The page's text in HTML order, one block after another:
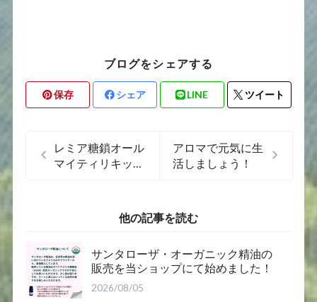
ブログをシェアする
保存 シェア LINE ツイート
レミア糖鎖オール
マイティリキッド
考えて原材料にこ
だわっています
アロマで元気に生
活しましょう！
他の記事を読む
サンタローザ・オーガニック精油の
販売を当ショップにて始めました！
2026/08/05